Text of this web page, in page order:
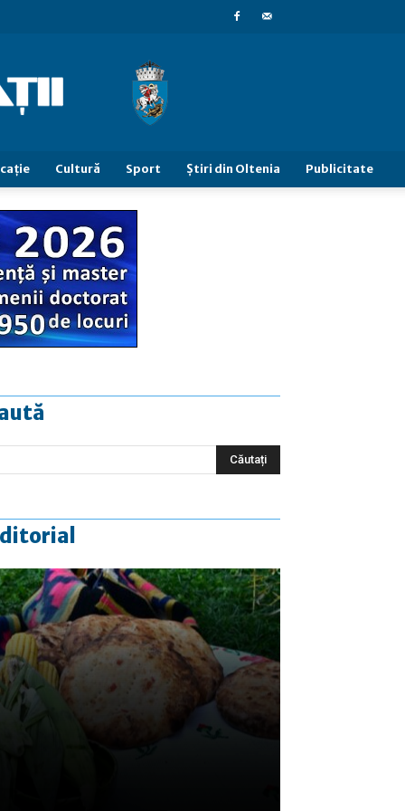
Cultură Sport Știri din Oltenia Publicitate